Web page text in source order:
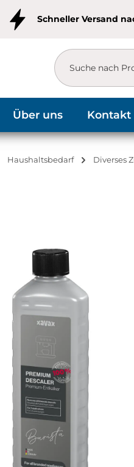
Schneller Versand
Über uns Kontakt
Haushaltsbedarf Diverses